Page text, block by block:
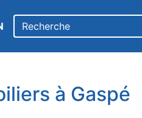
à Gaspé